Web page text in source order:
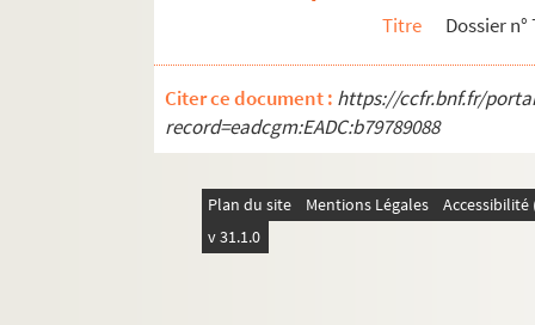
Titre Dossier n°
Citer ce document : https://ccfr.bnf.fr/
record=eadcgm:EADC:b79789088
Plan du site Mentions Légales
v 31.1.0